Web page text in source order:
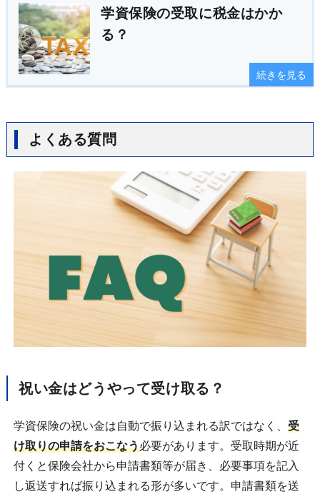
学資保険の受取に税金はかか
る？
続きを見る
よくある質問
祝い金はどうやって受け取る？
学資保険の祝い金は自動で振り込まれる訳ではなく、 受
け取りの申請をおこなう必要があります。受取時期が近
付くと保険会社から申請書類等が届き、必要事項を記入
し返送すれば振り込まれる形が多いです。申請書類を送